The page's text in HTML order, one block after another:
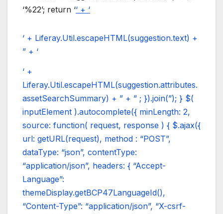
‘%22’; return ‘‘ + ‘
‘ + Liferay.Util.escapeHTML(suggestion.text) +
” + ‘
‘ +
Liferay.Util.escapeHTML(suggestion.attributes.
assetSearchSummary) + ” + ” ; }).join(”); } $(
inputElement ).autocomplete({ minLength: 2,
source: function( request, response ) { $.ajax({
url: getURL(request), method : “POST”,
dataType: “json”, contentType:
“application/json”, headers: { “Accept-
Language”:
themeDisplay.getBCP47LanguageId(),
“Content-Type”: “application/json”, “X-csrf-